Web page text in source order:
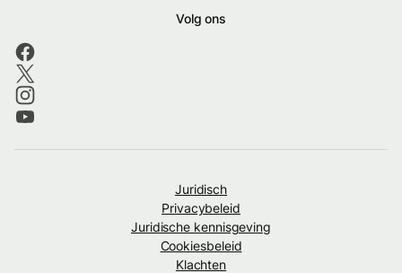
Volg ons
Juridisch
Privacybeleid
Juridische kennisgeving
Cookiesbeleid
Klachten